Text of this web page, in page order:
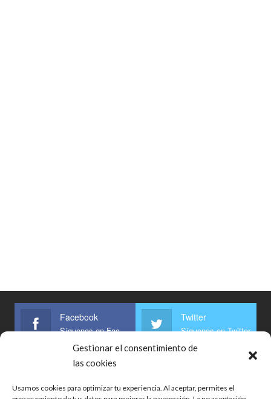
Gestionar el consentimiento de
las cookies
Usamos cookies para optimizar tu experiencia. Al aceptar, permites el
Facebook
Síguenos en Facebook
Twitter
Síguenos en Twitter